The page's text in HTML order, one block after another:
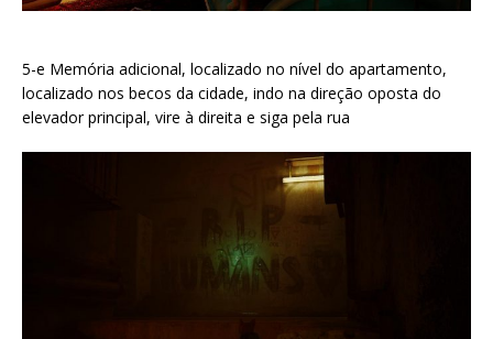
5-e Memória adicional, localizado no nível do apartamento,
localizado nos becos da cidade, indo na direção oposta do
elevador principal, vire à direita e siga pela rua